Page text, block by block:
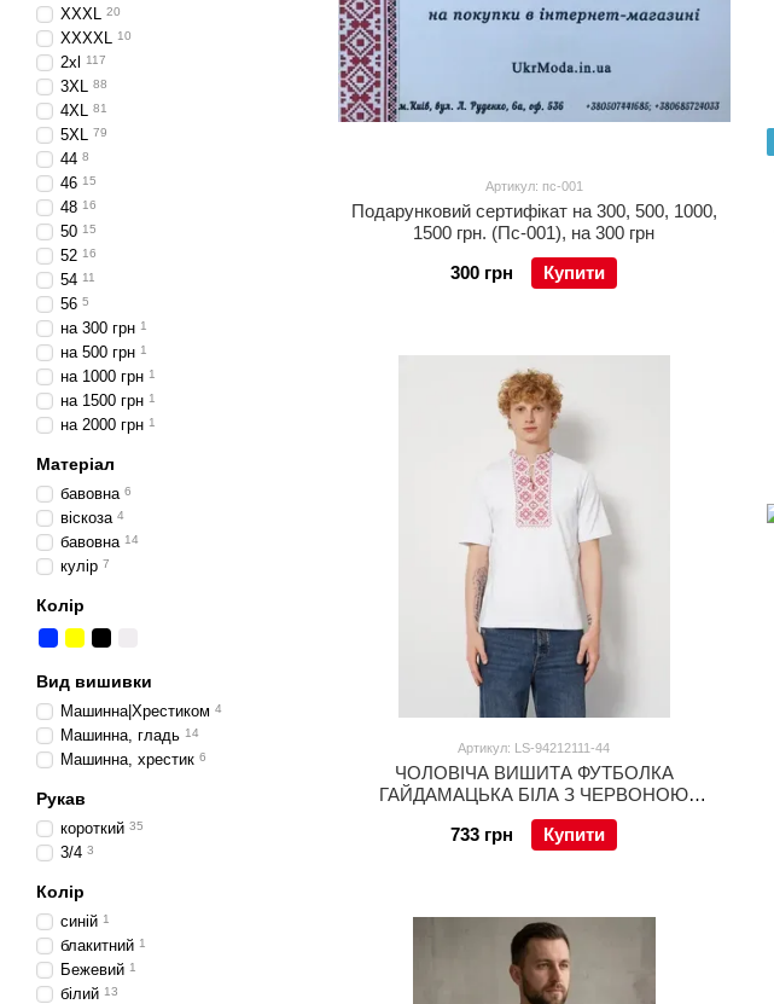
Артикул: пс-001
Подарунковий сертифікат на 300, 500, 1000,
1500 грн. (Пс-001), на 300 грн
300 грн
Купити
Артикул: LS-94212111-44
ЧОЛОВІЧА ВИШИТА ФУТБОЛКА
ГАЙДАМАЦЬКА БІЛА З ЧЕРВОНОЮ
ВИШИВКОЮ (LS-94212111-44), S, бавовна
733 грн
Купити
XXXL 20
XXXXL 10
2xl 117
3XL 88
4XL 81
5XL 79
44 8
46 15
48 16
50 15
52 16
54 11
56 5
на 300 грн 1
на 500 грн 1
на 1000 грн 1
на 1500 грн 1
на 2000 грн 1
Матеріал
бавовна 6
віскоза 4
бавовна 14
кулір 7
Колір
Вид вишивки
Машинна|Хрестиком 4
Машинна, гладь 14
Машинна, хрестик 6
Рукав
короткий 35
3/4 3
Колір
синій 1
блакитний 1
Бежевий 1
білий 13